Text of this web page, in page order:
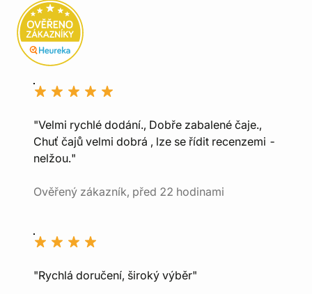
"Velmi rychlé dodání., Dobře zabalené čaje.,
Chuť čajů velmi dobrá , lze se řídit recenzemi -
nelžou."
Ověřený zákazník, před 22 hodinami
"Rychlá doručení, široký výběr"